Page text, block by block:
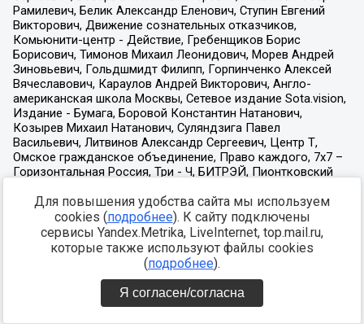
Для повышения удобства сайта мы используем
cookies (подробнее). К сайту подключены
сервисы Yandex.Metrika, LiveInternet, top.mail.ru,
которые также используют файлы cookies
(подробнее).
Я согласен/согласна